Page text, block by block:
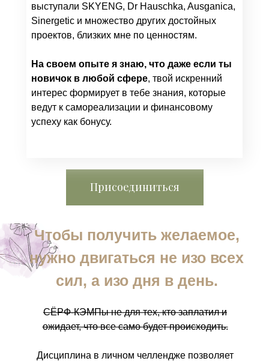
выступали SKYENG, Dr Hauschka, Ausganica,
Sinergetic и множество других достойных
проектов, близких мне по ценностям.
На своем опыте я знаю, что даже если ты
новичок в любой сфере, твой искренний
интерес формирует в тебе знания, которые
ведут к самореализации и финансовому
успеху как бонусу.
Присоединиться
СЁРФ-КЭМПы не для тех, кто заплатил и
ожидает, что все само будет происходить.
Дисциплина в личном челлендже позволяет
Чтобы получить желаемое,
нужно двигаться не изо всех
сил, а изо дня в день.